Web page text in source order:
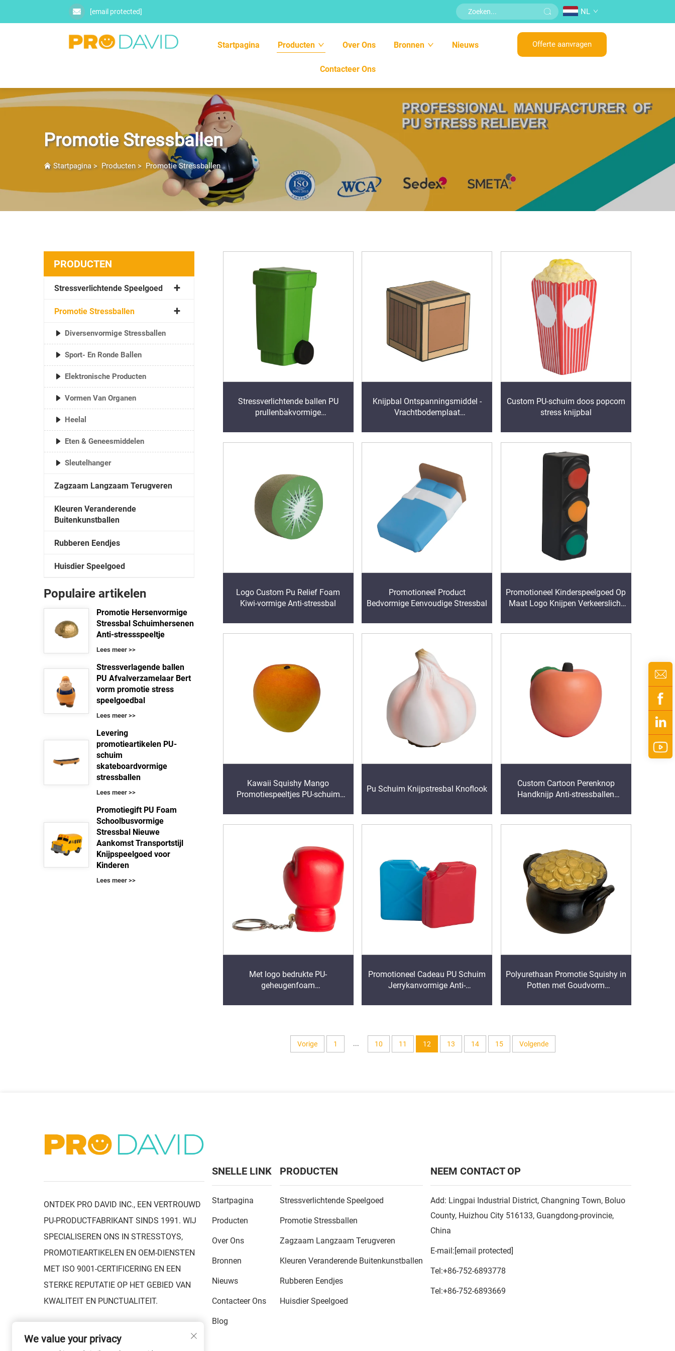
[email protected] NL
Startpagina Producten Over Ons Bronnen Nieuws
Contacteer Ons
Offerte aanvragen
Promotie Stressballen
Startpagina> Producten> Promotie Stressballen
PRODUCTEN
Stressverlichtende Speelgoed
Promotie Stressballen
Diversenvormige Stressballen
Sport- En Ronde Ballen
Elektronische Producten
Vormen Van Organen
Heelal
Eten & Geneesmiddelen
Sleutelhanger
Zagzaam Langzaam Terugveren
Kleuren Veranderende
Buitenkunstballen
Rubberen Eendjes
Huisdier Speelgoed
Populaire artikelen
Promotie Hersenvormige
Stressbal Schuimhersenen
Anti-stressspeeltje
Lees meer >>
Stressverlagende ballen
PU Afvalverzamelaar Bert
vorm promotie stress
speelgoedbal
Lees meer >>
Levering
promotieartikelen PU-
schuim
skateboardvormige
stressballen
Lees meer >>
Promotiegift PU Foam
Schoolbusvormige
Stressbal Nieuwe
Aankomst Transportstijl
Knijpspeelgoed voor
Kinderen
Lees meer >>
Stressverlichtende ballen PU
prullenbakvormige
Knijpbal Ontspanningsmiddel -
Vrachtbodemplaat
Stressbal
Custom PU-schuim doos popcorn
stress knijpbal
Logo Custom Pu Relief Foam
Kiwi-vormige Anti-stressbal
Promotioneel Product
Bedvormige Eenvoudige Stressbal
Promotioneel Kinderspeelgoed Op
Maat Logo Knijpen Verkeerslicht
Schuimbal
Kawaii Squishy Mango
Promotiespeeltjes PU-schuim
Pu Schuim Knijpstresbal Knoflook
Custom Cartoon Perenknop
Handknijp Anti-stressballen
Met logo bedrukte PU-
geheugenfoam
sleutelhanger Antistresstoys bal
Promotioneel Cadeau PU Schuim
Jerrykanvormige Anti-
Polyurethaan Promotie Squishy in
Potten met Goudvorm
Vorige 1 ... 10 11 12 13 14 15 Volgende
ONTDEK PRO DAVID INC., EEN VERTROUWD
PU-PRODUCTFABRIKANT SINDS 1991. WIJ
SPECIALISEREN ONS IN STRESSTOYS,
PROMOTIEARTIKELEN EN OEM-DIENSTEN
MET ISO 9001-CERTIFICERING EN EEN
STERKE REPUTATIE OP HET GEBIED VAN
KWALITEIT EN PUNCTUALITEIT.
SNELLE LINK
Startpagina
Producten
Over Ons
Bronnen
Nieuws
Contacteer Ons
Blog
PRODUCTEN
Stressverlichtende Speelgoed
Promotie Stressballen
Zagzaam Langzaam Terugveren
Kleuren Veranderende Buitenkunstballen
Rubberen Eendjes
Huisdier Speelgoed
NEEM CONTACT OP
Add: Lingpai Industrial District, Changning Town, Boluo
County, Huizhou City 516133, Guangdong-provincie,
China
E-mail: [email protected]
Tel:+86-752-6893778
Tel:+86-752-6893669
We value your privacy